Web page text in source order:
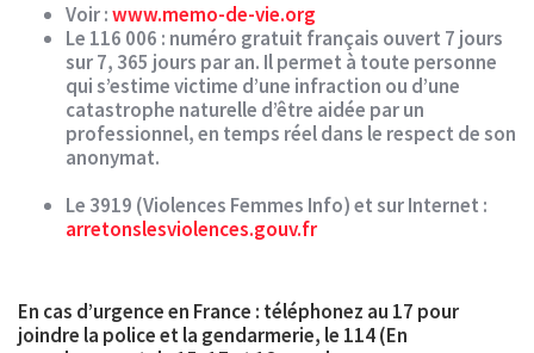
Voir :www.memo-de-vie.org
Le 116 006 : numéro gratuit français ouvert 7 jours
sur 7, 365 jours par an. Il permet à toute personne
qui s’estime victime d’une infraction ou d’une
catastrophe naturelle d’être aidée par un
professionnel, en temps réel dans le respect de son
anonymat.
Le 3919 (Violences Femmes Info) et sur Internet :
arretonslesviolences.gouv.fr
En cas d’urgence en France : téléphonez au 17 pour
joindre la police et la gendarmerie, le 114 (En